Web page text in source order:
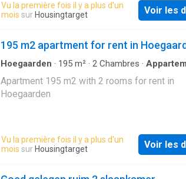
Vu la première fois il y a plus d'un
mois sur Housingtarget Voir les
195 m2 apartment for rent in
Hoegaarden · 195 m² · 2 Chambres ·
Apartment 195 m2 with 2 rooms for rent in
Hoegaarden
Vu la première fois il y a plus d'un
mois sur Housingtarget Voir les